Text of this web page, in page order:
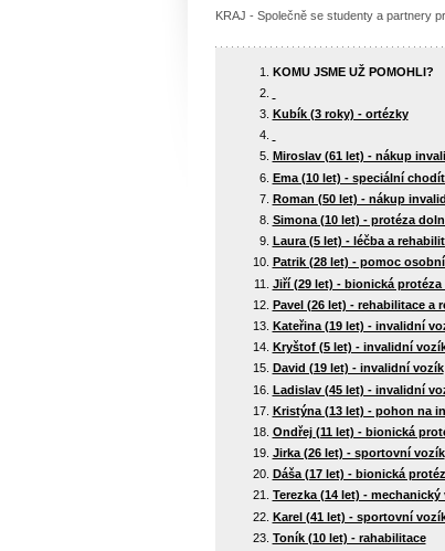
KRAJ - Společně se studenty a partnery
KOMU JSME UŽ POMOHLI?
Kubík (3 roky) - ortézky
Miroslav (61 let) - nákup
Ema (10 let) - speciální
Roman (50 let) - nákup
Simona (10 let) - protéza
Laura (5 let) - léčba a
Patrik (28 let) - pomoc
Jiří (29 let) - bionická
Pavel (26 let) - rehabilitace a
Kateřina (19 let) - invalidní
Kryštof (5 let) - invalidní
David (19 let) - invalidní vozík
Ladislav (45 let) - invalidní
Kristýna (13 let) - pohon na
Ondřej (11 let) - bionická
Jirka (26 let) - sportovní vozík
Dáša (17 let) - bionická
Terezka (14 let) - mechanický
Karel (41 let) - sportovní
Toník (10 let) - rahabilitace